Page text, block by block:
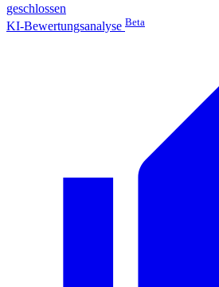
geschlossen
KI-Bewertungsanalyse Beta